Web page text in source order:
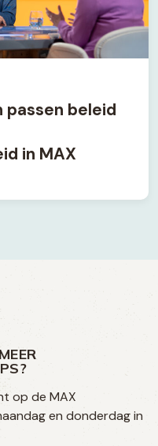
passen beleid
in MAX
op de MAX
en donderdag in